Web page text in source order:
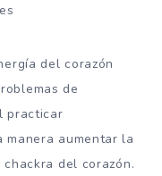
del corazón
de
practicar
manera aumentar la
del corazón.